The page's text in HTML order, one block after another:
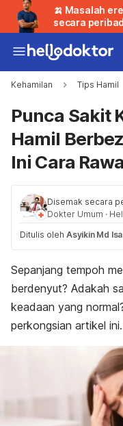
🍌 Masalah
secara
Kehamilan Tips Hamil
Punca Sakit
Hamil
Ini Cara
Disemak secara
Dokter Umum ·
Ditulis oleh Asyikin Md Isa
Sepanjang tempoh
berdenyut? Adakah
keadaan yang
perkongsian artikel ini.